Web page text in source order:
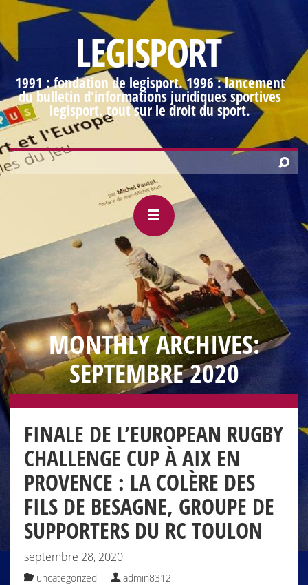
LEGISPORT
1991 : fondation de legisport. 1996 : lancement
du bulletin d'informations juridiques sportives
legisport. tout sur le droit du sport.
MONTHLY ARCHIVES:
SEPTEMBRE 2020
FINALE DE L’EUROPEAN RUGBY
CHALLENGE CUP À AIX EN
PROVENCE : LA COLÈRE DES
FILS DE BESAGNE, GROUPE DE
SUPPORTERS DU RC TOULON
septembre 28, 2020
uncategorized admin8312